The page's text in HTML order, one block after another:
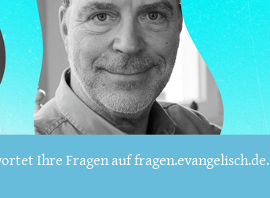
Ihre Fragen auf fragen.evangelisch.de.